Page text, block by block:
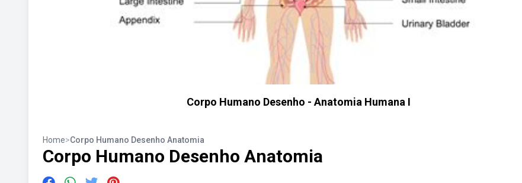
Corpo Humano Desenho - Anatomia Humana I
Home>Corpo Humano Desenho Anatomia
Corpo Humano Desenho Anatomia